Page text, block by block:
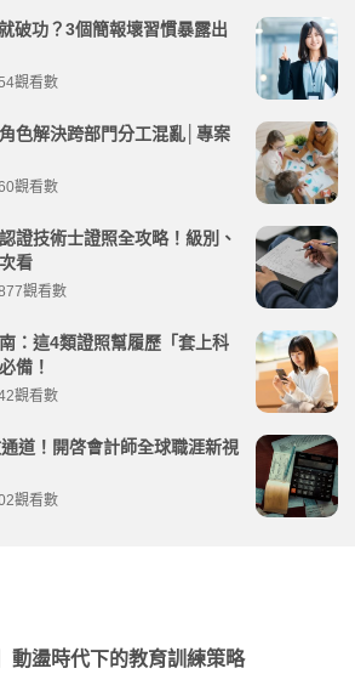
破功？3個簡報壞習慣暴露出
觀看數
色解決跨部門分工混亂│專案
觀看數
證技術士證照全攻略！級別、
看
觀看數
：這4類證照幫履歷「套上科
備！
觀看數
道！開啓會計師全球職涯新視
觀看數
動盪時代下的教育訓練策略